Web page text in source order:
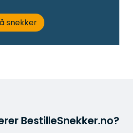
snekker
BestilleSnekker.no?